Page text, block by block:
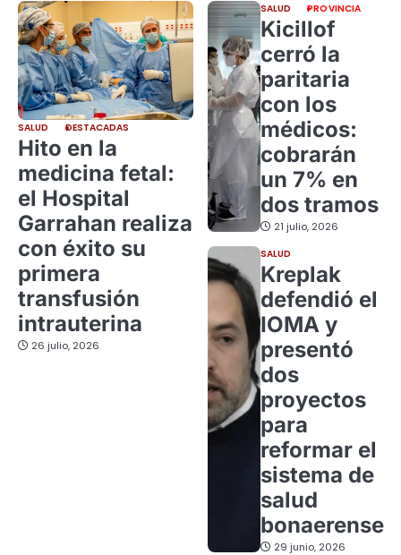
SALUD DESTACADAS
Hito en la
medicina fetal:
el Hospital
Garrahan realiza
con éxito su
primera
transfusión
intrauterina
26 julio, 2026
SALUD PROVINCIA
Kicillof
cerró la
paritaria
con los
médicos:
cobrarán
un 7% en
dos tramos
21 julio, 2026
SALUD
Kreplak
defendió el
IOMA y
presentó
dos
proyectos
para
reformar el
sistema de
salud
bonaerense
29 junio, 2026